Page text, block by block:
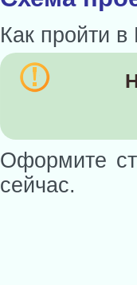
Как пройти
Оформите
сейчас.